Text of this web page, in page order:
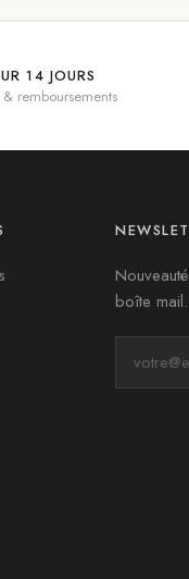
14 JOURS
remboursements
boîte mail.